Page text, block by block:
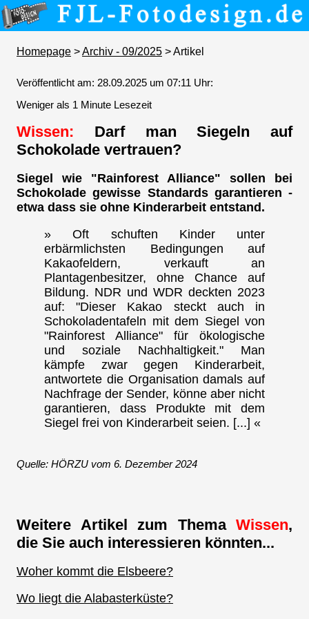
Homepage >Archiv - 09/2025 > Artikel
Veröffentlicht am: 28.09.2025 um 07:11 Uhr:
Weniger als 1 Minute Lesezeit
Wissen: Darf man Siegeln auf
Schokolade vertrauen?
Siegel wie "Rainforest Alliance" sollen bei
Schokolade gewisse Standards garantieren -
etwa dass sie ohne Kinderarbeit entstand.
» Oft schuften Kinder unter
erbärmlichsten Bedingungen auf
Kakaofeldern, verkauft an
Plantagenbesitzer, ohne Chance auf
Bildung. NDR und WDR deckten 2023
auf: "Dieser Kakao steckt auch in
Schokoladentafeln mit dem Siegel von
"Rainforest Alliance" für ökologische
und soziale Nachhaltigkeit." Man
kämpfe zwar gegen Kinderarbeit,
antwortete die Organisation damals auf
Nachfrage der Sender, könne aber nicht
garantieren, dass Produkte mit dem
Siegel frei von Kinderarbeit seien. [...] «
Quelle: HÖRZU vom 6. Dezember 2024
Weitere Artikel zum Thema Wissen,
die Sie auch interessieren könnten...
Woher kommt die Elsbeere?
Wo liegt die Alabasterküste?